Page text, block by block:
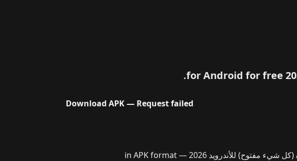
Download APK— Request failed
On our website, you can download the latest version of تحميل jetAudio Plus مهكر APK (كل شيء مفتوح) للأندرويد 2026 in APK format —